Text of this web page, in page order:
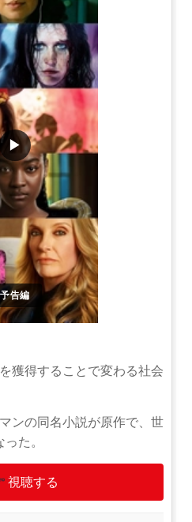
予告編
▶
獲得することで変わる社会
ンの同名小説が原作で、世
た。
視聴する